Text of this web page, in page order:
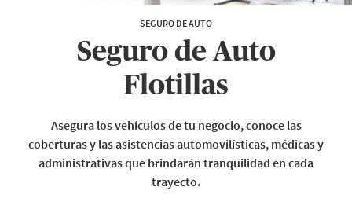
SEGURO DE AUTO
Seguro de Auto
Flotillas
Asegura los vehículos de tu negocio, conoce las
coberturas y las asistencias automovilísticas, médicas y
administrativas que brindarán tranquilidad en cada
trayecto.